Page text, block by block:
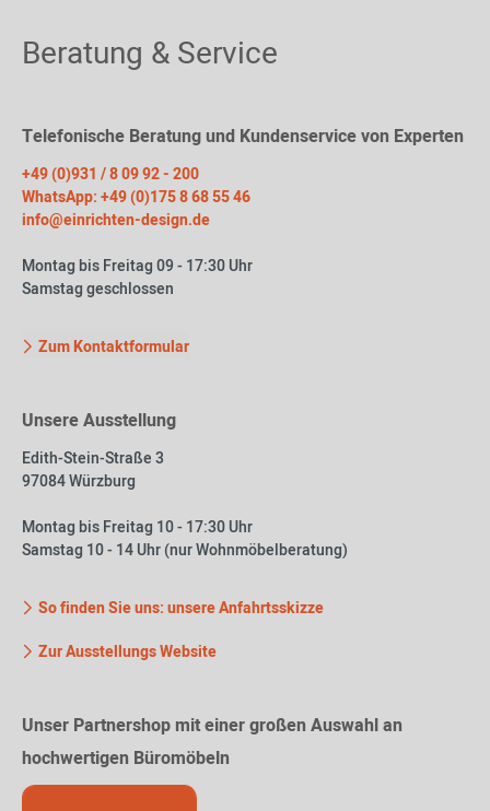
Beratung & Service
Telefonische Beratung und Kundenservice von Experten
+49 (0)931 / 8 09 92 - 200
WhatsApp: +49 (0)175 8 68 55 46
info@einrichten-design.de
Montag bis Freitag 09 - 17:30 Uhr
Samstag geschlossen
Zum Kontaktformular
Unsere Ausstellung
Edith-Stein-Straße 3
97084 Würzburg
Montag bis Freitag 10 - 17:30 Uhr
Samstag 10 - 14 Uhr (nur Wohnmöbelberatung)
So finden Sie uns: unsere Anfahrtsskizze
Zur Ausstellungs Website
Unser Partnershop mit einer großen Auswahl an
hochwertigen Büromöbeln